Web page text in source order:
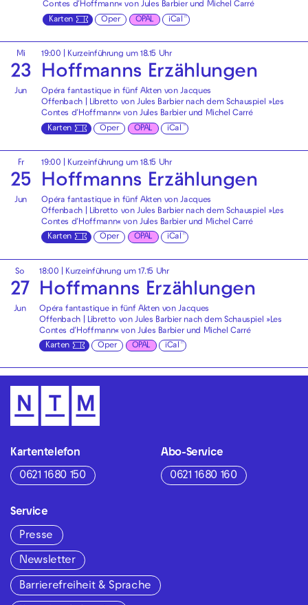
Contes d′Hoffmann« von Jules Barbier und Michel Carré
Karten
Oper OPAL iCal
Mi
23
Jun
19:00 | Kurzeinführung um 18.15 Uhr
Hoffmanns Erzählungen
Opéra fantastique in fünf Akten von Jacques
Offenbach | Libretto von Jules Barbier nach dem Schauspiel »Les
Contes d′Hoffmann« von Jules Barbier und Michel Carré
Karten
Oper OPAL iCal
Fr
25
Jun
19:00 | Kurzeinführung um 18.15 Uhr
Hoffmanns Erzählungen
Opéra fantastique in fünf Akten von Jacques
Offenbach | Libretto von Jules Barbier nach dem Schauspiel »Les
Contes d′Hoffmann« von Jules Barbier und Michel Carré
Karten
Oper OPAL iCal
So
27
Jun
18:00 | Kurzeinführung um 17.15 Uhr
Hoffmanns Erzählungen
Opéra fantastique in fünf Akten von Jacques
Offenbach | Libretto von Jules Barbier nach dem Schauspiel »Les
Contes d′Hoffmann« von Jules Barbier und Michel Carré
Karten
Oper OPAL iCal
Kartentelefon
0621 1680 150
Abo-Service
0621 1680 160
Service
Presse
Newsletter
Barrierefreiheit & Sprache